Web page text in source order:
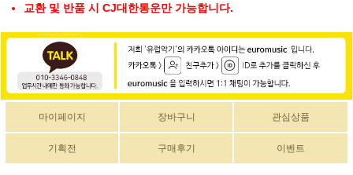
교환 및 반품 시 CJ대한통운만 가능합니다.
마이페이지 장바구니 관심상품
기획전 구매후기 이벤트